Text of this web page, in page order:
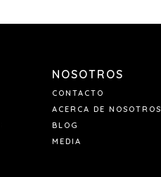
NOSOTROS
CONTACTO
ACERCA DE NOSOTROS
BLOG
MEDIA